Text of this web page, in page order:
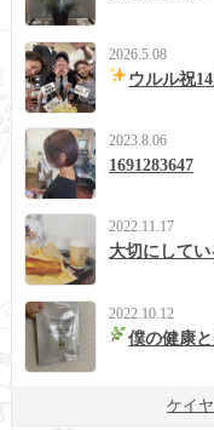
2026.5.08
ウルル祝
2023.8.06
1691283647
2022.11.17
大切にして
2022.10.12
僕の健康と
ケイ